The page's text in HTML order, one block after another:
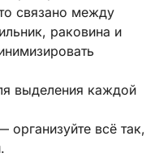
связано между
раковина и
выделения каждой
всё так,